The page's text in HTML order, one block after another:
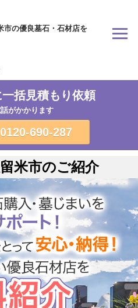
市の優良墓石・石材店を
括見積もり依頼
がかかります
0120-690-287
米市のご紹介